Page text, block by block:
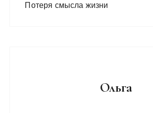
Потеря смысла жизни
Ольга